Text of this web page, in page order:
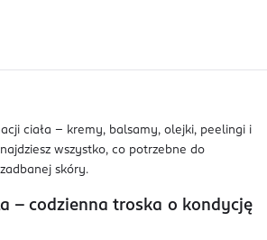
ciała – kremy, balsamy, olejki, peelingi i
wszystko, co potrzebne do
skóry.
– codzienna troska o kondycję